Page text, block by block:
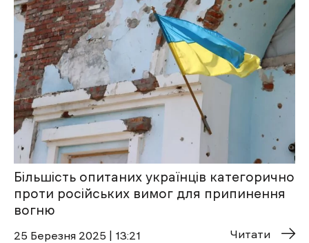
Більшість опитаних українців категорично
проти російських вимог для припинення
вогню
25 Березня 2025 | 13:21 Читати